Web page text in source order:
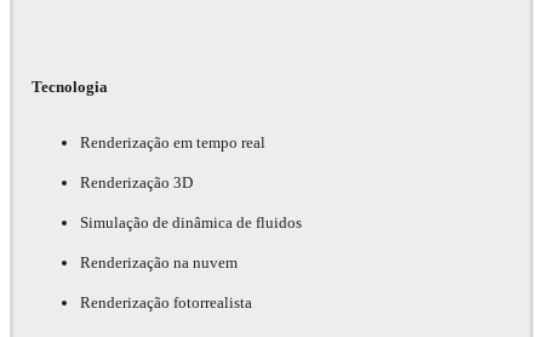
Tecnologia
Renderização em tempo real
Renderização 3D
Simulação de dinâmica de fluidos
Renderização na nuvem
Renderização fotorrealista